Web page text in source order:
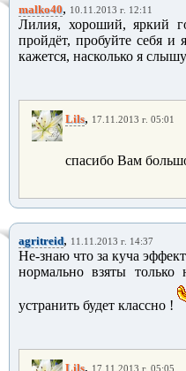
malko40, 10.11.2013 г. 12:11
Лилия, хороший, яркий
пройдёт, пробуйте себя и
кажется, насколько я
Lils, 17.11.2013 г. 05:01
спасибо Вам
agritreid, 11.11.2013 г. 14:37
Не-знаю что за куча
нормально взяты
устранить будет классно !
Lils, 17.11.2013 г. 05:05